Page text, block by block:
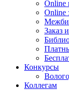
Online
Online
Заказ
Конкурсы
Коллегам